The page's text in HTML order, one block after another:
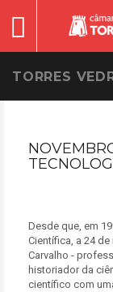
TORRES
Desde que, em
Científica, a 24
Carvalho -
historiador da
científico com